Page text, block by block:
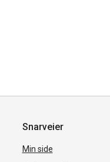
Snarveier
Min side